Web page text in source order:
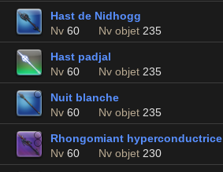
Hast de Nidhogg
Nv 60 Nv objet 235
Hast padjal
Nv 60 Nv objet 235
Nuit blanche
Nv 60 Nv objet 235
Rhongomiant hyperconductrice
Nv 60 Nv objet 230